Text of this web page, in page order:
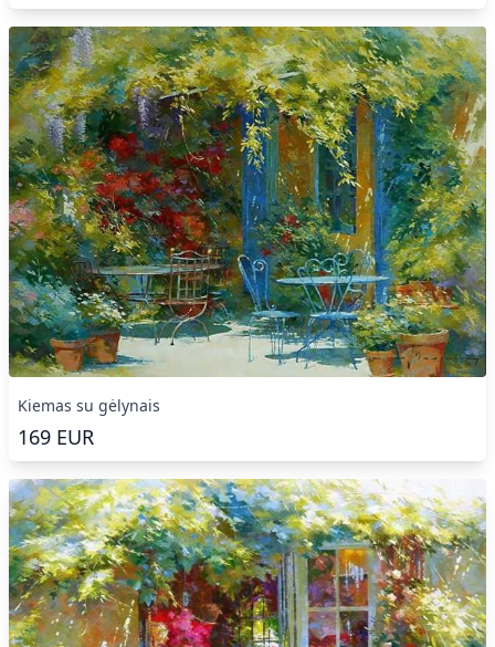
Kiemas su gėlynais
169 EUR